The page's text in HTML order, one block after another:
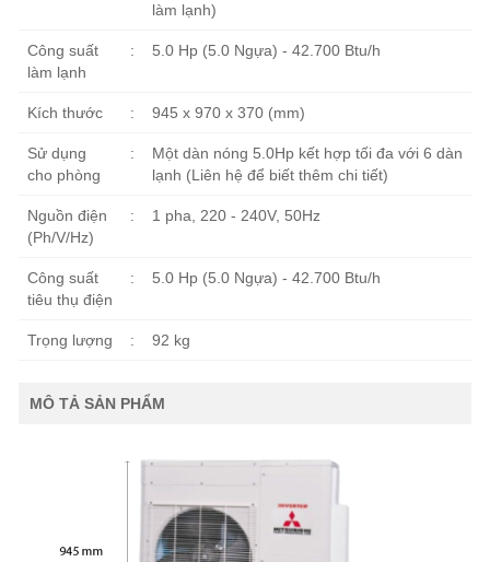
làm lạnh)
Công suất
làm lạnh
: 5.0 Hp (5.0 Ngựa) - 42.700 Btu/h
Kích thước : 945 x 970 x 370 (mm)
Sử dụng
cho phòng
:
Một dàn nóng 5.0Hp kết hợp tối đa với 6 dàn
lạnh (Liên hệ để biết thêm chi tiết)
Nguồn điện
(Ph/V/Hz)
: 1 pha, 220 - 240V, 50Hz
Công suất
tiêu thụ điện
: 5.0 Hp (5.0 Ngựa) - 42.700 Btu/h
Trọng lượng : 92 kg
MÔ TẢ SẢN PHẨM